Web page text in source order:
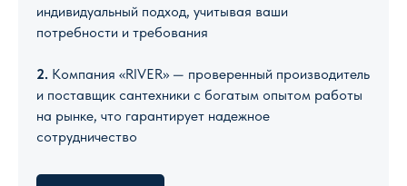
индивидуальный подход, учитывая ваши
потребности и требования
2. Компания «RIVER» — проверенный производитель
и поставщик сантехники с богатым опытом работы
на рынке, что гарантирует надежное
сотрудничество